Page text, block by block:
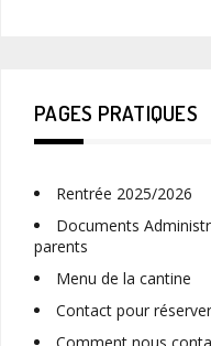
PAGES PRATIQUES
Rentrée 2025/2026
Documents
parents
Menu de la cantine
Contact pour